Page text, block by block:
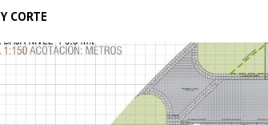
CORTE